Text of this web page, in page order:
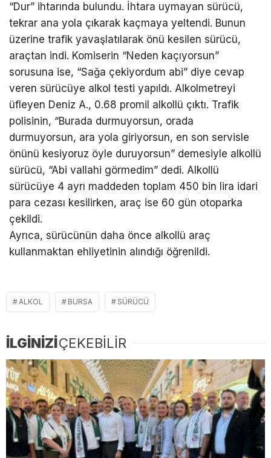
“Dur” ihtarında bulundu. İhtara uymayan sürücü,
tekrar ana yola çıkarak kaçmaya yeltendi. Bunun
üzerine trafik yavaşlatılarak önü kesilen sürücü,
araçtan indi. Komiserin “Neden kaçıyorsun”
sorusuna ise, “Sağa çekiyordum abi” diye cevap
veren sürücüye alkol testi yapıldı. Alkolmetreyi
üfleyen Deniz A., 0.68 promil alkollü çıktı. Trafik
polisinin, “Burada durmuyorsun, orada
durmuyorsun, ara yola giriyorsun, en son servisle
önünü kesiyoruz öyle duruyorsun” demesiyle alkollü
sürücü, “Abi vallahi görmedim” dedi. Alkollü
sürücüye 4 ayrı maddeden toplam 450 bin lira idari
para cezası kesilirken, araç ise 60 gün otoparka
çekildi.
Ayrıca, sürücünün daha önce alkollü araç
kullanmaktan ehliyetinin alındığı öğrenildi.
ALKOL BURSA SÜRÜCÜ
İLGİNİZİÇEKEBİLİR